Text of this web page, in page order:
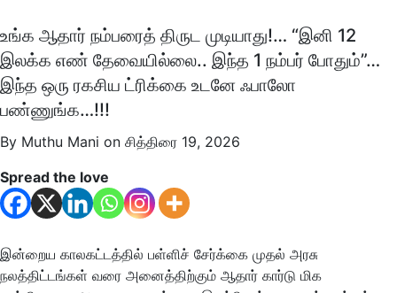
உங்க ஆதார் நம்பரைத் திருட முடியாது!… “இனி 12
இலக்க எண் தேவையில்லை.. இந்த 1 நம்பர் போதும்”…
இந்த ஒரு ரகசிய ட்ரிக்கை உடனே ஃபாலோ
பண்ணுங்க…!!!
By Muthu Mani on சித்திரை 19, 2026
Spread the love
இன்றைய காலகட்டத்தில் பள்ளிச் சேர்க்கை முதல் அரசு
நலத்திட்டங்கள் வரை அனைத்திற்கும் ஆதார் கார்டு மிக